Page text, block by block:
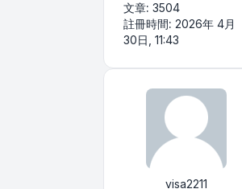
文章: 3504
註冊時間: 2026年 4月
30日, 11:43
visa2211